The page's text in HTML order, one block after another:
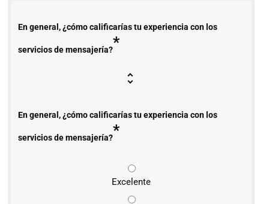
En general, ¿cómo calificarías tu experiencia con los
servicios de mensajería?*
En general, ¿cómo calificarías tu experiencia con los
servicios de mensajería?*
Excelente